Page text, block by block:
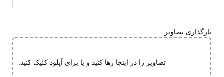
قابلیت جلوگیری از سر خوردن
دارای پد محافظ
بارگذاری تصاویر:
تصاویر را در اینجا رها کنید و یا برای آپلود کلیک کنید.